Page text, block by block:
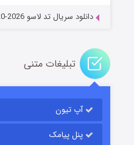
دانلود سریال تد لاسو Ted Lasso 2020-2026
تبلیغات متنی
آپ تیون
پنل پیامک